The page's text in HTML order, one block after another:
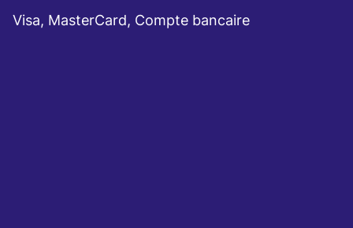
Visa, MasterCard, Compte bancaire